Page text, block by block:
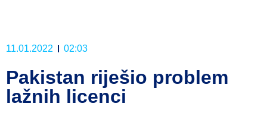
11.01.2022 02:03
Pakistan riješio problem
lažnih licenci